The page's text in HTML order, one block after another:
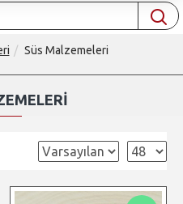
Süs Malzemeleri